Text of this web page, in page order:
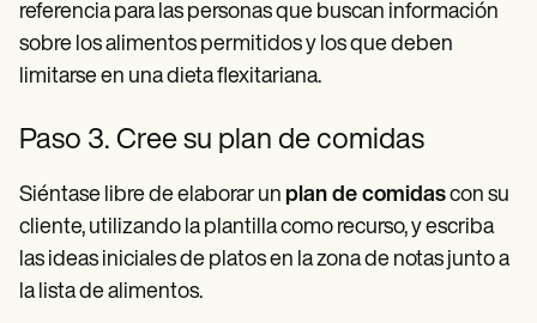
referencia para las personas que buscan información
sobre los alimentos permitidos y los que deben
limitarse en una dieta flexitariana.
Paso 3. Cree su plan de comidas
Siéntase libre de elaborar un plan de comidascon su
cliente, utilizando la plantilla como recurso, y escriba
las ideas iniciales de platos en la zona de notas junto a
la lista de alimentos.